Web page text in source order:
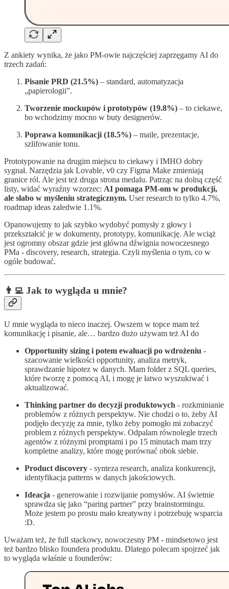
Z ankiety wynika, że jako PM-owie najczęściej zaprzęgamy AI do
trzech zadań:
Pisanie PRD (21.5%) – standard, automatyzacja
„papierologii”.
Tworzenie mockupów i prototypów (19.8%) – to ciekawe,
bo wchodzimy mocno w buty designerów.
Poprawa komunikacji (18.5%) – maile, prezentacje,
szlifowanie tonu.
Prototypowanie na drugim miejscu to ciekawy i IMHO dobry
sygnał. Narzędzia jak Lovable, v0 czy Figma Make zmieniają
granice ról. Ale jest też druga strona medalu. Patrząc na dolną część
listy, widać wyraźny wzorzec: AI pomaga PM-om w produkcji,
ale słabo w myśleniu strategicznym. User research to tylko 4.7%,
roadmap ideas zaledwie 1.1%.
Opanowujemy to jak szybko wydobyć pomysły z głowy i
przekształcić je w dokumenty, prototypy, komunikację. Ale wciąż
jest ogromny obszar gdzie jest główna dźwignia nowoczesnego
PMa - discovery, research, strategia. Czyli myślenia o tym, co w
ogóle budować.
👨‍💻 Jak to wygląda u mnie?
U mnie wygląda to nieco inaczej. Owszem w topce mam też
komunikację i pisanie, ale… bardzo dużo używam też AI do
Opportunity sizing i potem ewaluacji po wdrożeniu -
szacowanie wielkości opportunity, analiza metryk,
sprawdzanie hipotez w danych. Mam folder z SQL queries,
które tworzę z pomocą AI, i mogę je łatwo wyszukiwać i
aktualizować.
Thinking partner do decyzji produktowych - rozkminianie
problemów z różnych perspektyw. Nie chodzi o to, żeby AI
podjęło decyzję za mnie, tylko żeby pomogło mi zobaczyć
problem z różnych perspektyw. Odpalam równolegle trzech
agentów z różnymi promptami i po 15 minutach mam trzy
kompletne analizy, które mogę porównać obok siebie.
Product discovery - synteza research, analiza konkurencji,
identyfikacja patterns w danych jakościowych.
Ideacja - generowanie i rozwijanie pomysłów. AI świetnie
sprawdza się jako “paring partner” przy brainstormingu.
Może jestem po prostu mało kreatywny i potrzebuję wsparcia
:D.
Uważam też, że full stackowy, nowoczesny PM - mindsetowo jest
też bardzo blisko foundera produktu. Dlatego polecam spojrzeć jak
to wygląda właśnie u founderów: